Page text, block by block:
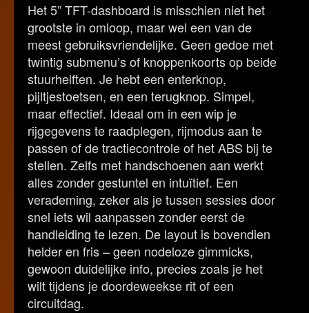
Het 5” TFT-dashboard is misschien niet het
grootste in omloop, maar wel een van de
meest gebruiksvriendelijke. Geen gedoe met
twintig submenu’s of knoppenkoorts op beide
stuurhelften. Je hebt een enterknop,
pijltjestoetsen, en een terugknop. Simpel,
maar effectief. Ideaal om in een wip je
rijgegevens te raadplegen, rijmodus aan te
passen of de tractiecontrole of het ABS bij te
stellen. Zelfs met handschoenen aan werkt
alles zonder gestuntel en intuïtief. Een
verademing, zeker als je tussen sessies door
snel iets wil aanpassen zonder eerst de
handleiding te lezen. De layout is bovendien
helder en fris – geen nodeloze gimmicks,
gewoon duidelijke info, precies zoals je het
wilt tijdens je doordeweekse rit of een
circuitdag.